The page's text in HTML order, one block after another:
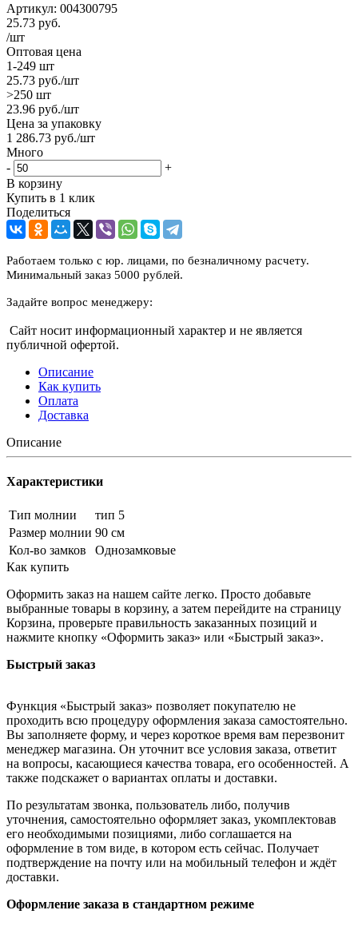
Артикул: 004300795
25.73 руб.
/шт
Оптовая цена
1-249 шт
25.73 руб./шт
>250 шт
23.96 руб./шт
Цена за упаковку
1 286.73 руб./шт
Много
-
+
В корзину
Купить в 1 клик
Поделиться
Работаем только с юр. лицами, по безналичному расчету.
Минимальный заказ 5000 рублей.
Задайте вопрос менеджеру:
Сайт носит информационный характер и не является
публичной офертой.
Описание
Как купить
Оплата
Доставка
Описание
Характеристики
Тип молнии
тип 5
Размер молнии 90 см
Кол-во замков
Однозамковые
Как купить
Оформить заказ на нашем сайте легко. Просто добавьте
выбранные товары в корзину, а затем перейдите на страницу
Корзина, проверьте правильность заказанных позиций и
нажмите кнопку «Оформить заказ» или «Быстрый заказ».
Быстрый заказ
Функция «Быстрый заказ» позволяет покупателю не
проходить всю процедуру оформления заказа самостоятельно.
Вы заполняете форму, и через короткое время вам перезвонит
менеджер магазина. Он уточнит все условия заказа, ответит
на вопросы, касающиеся качества товара, его особенностей. А
также подскажет о вариантах оплаты и доставки.
По результатам звонка, пользователь либо, получив
уточнения, самостоятельно оформляет заказ, укомплектовав
его необходимыми позициями, либо соглашается на
оформление в том виде, в котором есть сейчас. Получает
подтверждение на почту или на мобильный телефон и ждёт
доставки.
Оформление заказа в стандартном режиме